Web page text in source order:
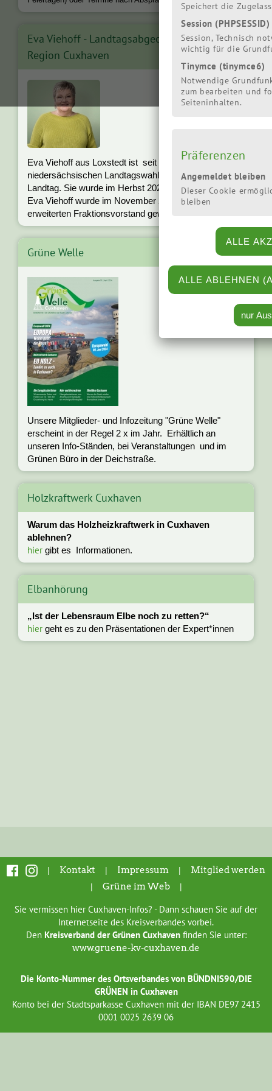
Speichert die
Session (PHPSESSID)
Session, Technisch
wichtig für die
Tinymce (tinymce6)
Notwendige
zum bearbeiten und
Seiteninhalten.
Präferenzen
Angemeldet bleiben
Dieser Cookie
bleiben
Eva Viehoff - Landtagsabgeordnete für die
Region Cuxhaven
Eva Viehoff aus Loxstedt ist seit der
niedersächsischen Landtagswahl im Herbst 2017 im
Landtag. Sie wurde im Herbst 2022 wiedergewählt.
Eva Viehoff wurde im November 2022 in den
erweiterten Fraktionsvorstand gewählt. ...
Grüne Welle
Unsere Mitglieder- und Infozeitung "Grüne Welle"
erscheint in der Regel 2 x im Jahr. Erhältlich an
unseren Info-Ständen, bei Veranstaltungen und im
Grünen Büro in der Deichstraße.
Holzkraftwerk Cuxhaven
Warum das Holzheizkraftwerk in Cuxhaven
ablehnen?
hier gibt es Informationen.
Elbanhörung
„Ist der Lebensraum Elbe noch zu retten?“
hier geht es zu den Präsentationen der Expert*innen
| Kontakt | Impressum| Mitglied werden
| Grüne im Web|
Sie vermissen hier Cuxhaven-Infos? - Dann schauen Sie auf der
Internetseite des Kreisverbandes vorbei.
Den Kreisverband der Grünen Cuxhavenfinden Sie unter:
www.gruene-kv-cuxhaven.de
Die Konto-Nummer des Ortsverbandes von BÜNDNIS90/DIE
GRÜNEN in Cuxhaven
Konto bei der Stadtsparkasse Cuxhaven mit der IBAN DE97 2415
0001 0025 2639 06